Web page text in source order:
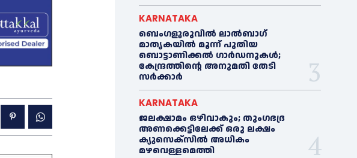
KARNATAKA
ബെംഗളൂരുവിൽ ലാൽബാഗ്
മാതൃകയിൽ മൂന്ന് പുതിയ
ബൊട്ടാണിക്കൽ ഗാർഡനുകൾ;
കേന്ദ്രത്തിന്റെ അനുമതി തേടി
സർക്കാർ
KARNATAKA
ജലക്ഷാമം ഒഴിവാകും; തുംഗഭദ്ര
അണക്കെട്ടിലേക്ക് ഒരു ലക്ഷം
ക്യുസെക്സില്‍ അധികം
മഴവെള്ളമെത്തി